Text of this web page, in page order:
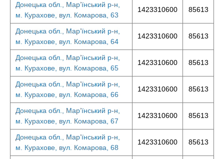
Донецька обл., Мар’їнський р-н,
м. Курахове, вул. Комарова, 63
1423310600 85613
Донецька обл., Мар’їнський р-н,
м. Курахове, вул. Комарова, 64
1423310600 85613
Донецька обл., Мар’їнський р-н,
м. Курахове, вул. Комарова, 65
1423310600 85613
Донецька обл., Мар’їнський р-н,
м. Курахове, вул. Комарова, 66
1423310600 85613
Донецька обл., Мар’їнський р-н,
м. Курахове, вул. Комарова, 67
1423310600 85613
Донецька обл., Мар’їнський р-н,
м. Курахове, вул. Комарова, 68
1423310600 85613